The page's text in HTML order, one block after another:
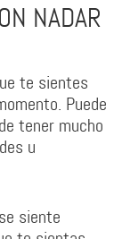
NADAR
te sientes
Puede
tener mucho
u
siente